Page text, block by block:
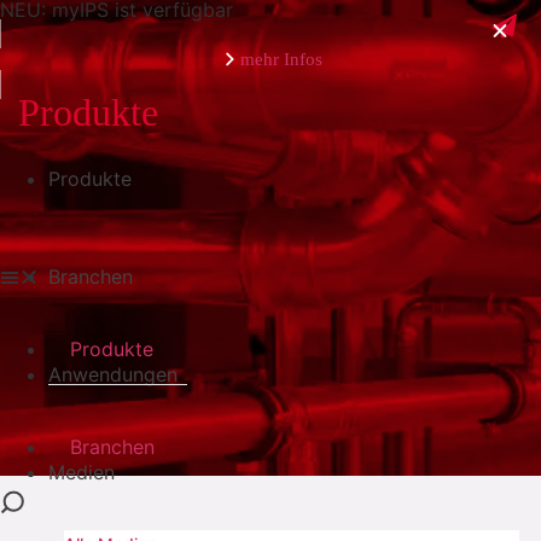
NEU: myIPS ist verfügbar
mehr Infos
schließen
Produkte
Branchen
Anwendungen
Medien
Produkte
Branchen
Produkte